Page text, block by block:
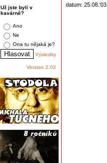
Už jste byli v
kavárně?
Ano
Ne
Ona tu nějaká je?
Výsledky
Version 2.02
datum: 25.08.'03